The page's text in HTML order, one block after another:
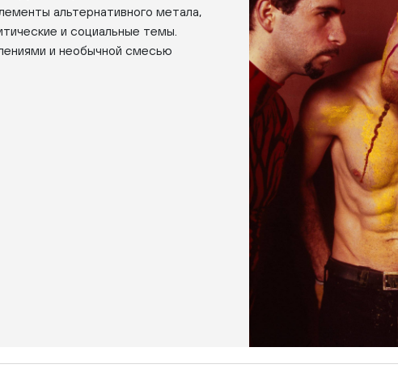
альтернативного метала,
и социальные темы.
и необычной смесью